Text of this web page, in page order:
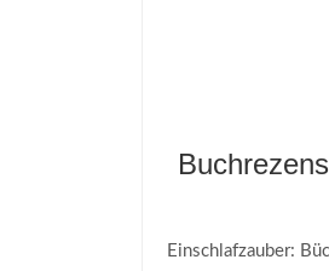
Einschlafzauber: